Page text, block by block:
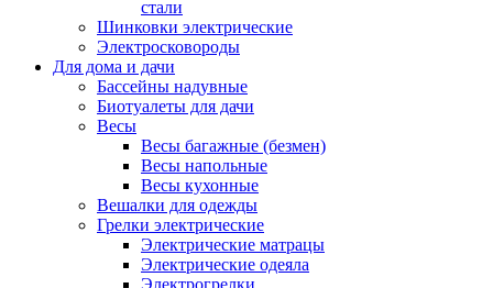
стали
Шинковки электрические
Электросковороды
Для дома и дачи
Бассейны надувные
Биотуалеты для дачи
Весы
Весы багажные (безмен)
Весы напольные
Весы кухонные
Вешалки для одежды
Грелки электрические
Электрические матрацы
Электрические одеяла